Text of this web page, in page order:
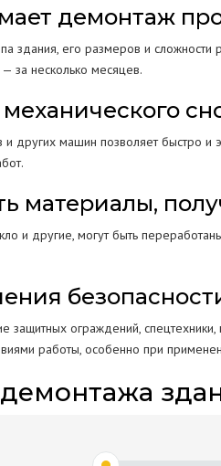
демонтаж
здания, его размеров и
за несколько месяцев.
и других машин позволяет быстро
материалы,
и другие, могут быть
защитных ограждений,
работы, особенно при